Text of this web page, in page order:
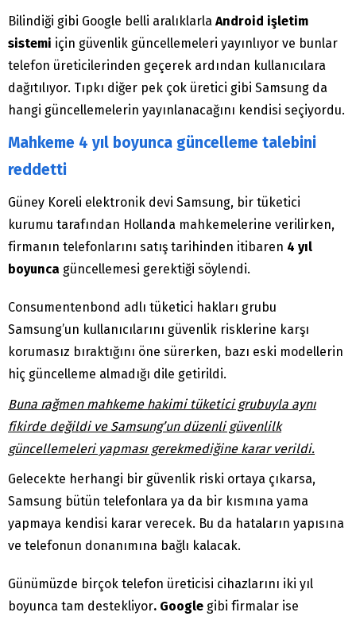
Bilindiği gibi Google belli aralıklarla Android işletim
sistemi için güvenlik güncellemeleri yayınlıyor ve bunlar
telefon üreticilerinden geçerek ardından kullanıcılara
dağıtılıyor. Tıpkı diğer pek çok üretici gibi Samsung da
hangi güncellemelerin yayınlanacağını kendisi seçiyordu.
Mahkeme 4 yıl boyunca güncelleme talebini
reddetti
Güney Koreli elektronik devi Samsung, bir tüketici
kurumu tarafından Hollanda mahkemelerine verilirken,
firmanın telefonlarını satış tarihinden itibaren 4 yıl
boyunca güncellemesi gerektiği söylendi.
Consumentenbond adlı tüketici hakları grubu
Samsung’un kullanıcılarını güvenlik risklerine karşı
korumasız bıraktığını öne sürerken, bazı eski modellerin
hiç güncelleme almadığı dile getirildi.
Buna rağmen mahkeme hakimi tüketici grubuyla aynı
fikirde değildi ve Samsung’un düzenli güvenlilk
güncellemeleri yapması gerekmediğine karar verildi.
Gelecekte herhangi bir güvenlik riski ortaya çıkarsa,
Samsung bütün telefonlara ya da bir kısmına yama
yapmaya kendisi karar verecek. Bu da hataların yapısına
ve telefonun donanımına bağlı kalacak.
Günümüzde birçok telefon üreticisi cihazlarını iki yıl
boyunca tam destekliyor. Google gibi firmalar ise